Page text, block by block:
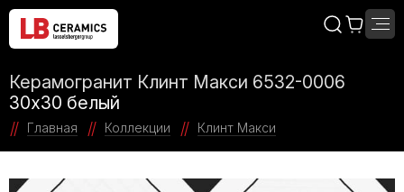
Керамогранит Клинт Макси 6532-0006
30х30 белый
Главная Коллекции Клинт Макси